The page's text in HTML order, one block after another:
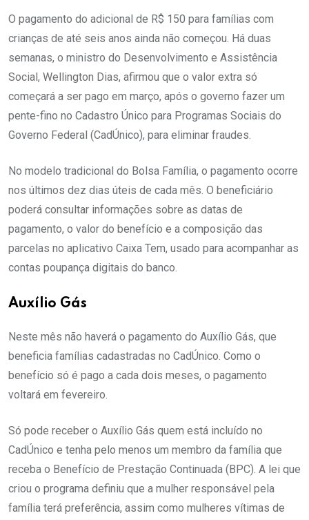
O pagamento do adicional de R$ 150 para famílias com
crianças de até seis anos ainda não começou. Há duas
semanas, o ministro do Desenvolvimento e Assistência
Social, Wellington Dias, afirmou que o valor extra só
começará a ser pago em março, após o governo fazer um
pente-fino no Cadastro Único para Programas Sociais do
Governo Federal (CadÚnico), para eliminar fraudes.
No modelo tradicional do Bolsa Família, o pagamento ocorre
nos últimos dez dias úteis de cada mês. O beneficiário
poderá consultar informações sobre as datas de
pagamento, o valor do benefício e a composição das
parcelas no aplicativo Caixa Tem, usado para acompanhar as
contas poupança digitais do banco.
Auxílio Gás
Neste mês não haverá o pagamento do Auxílio Gás, que
beneficia famílias cadastradas no CadÚnico. Como o
benefício só é pago a cada dois meses, o pagamento
voltará em fevereiro.
Só pode receber o Auxílio Gás quem está incluído no
CadÚnico e tenha pelo menos um membro da família que
receba o Benefício de Prestação Continuada (BPC). A lei que
criou o programa definiu que a mulher responsável pela
família terá preferência, assim como mulheres vítimas de